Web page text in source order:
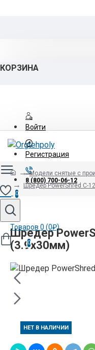
КОРЗИНА
Войти
Регистрация
8 (800) 700-06-12
0
Товаров 0 (0₽)
0
Модели снятые с
Шредер PowerShred C-
Шредер
(3.9х30мм)
НЕТ В НАЛИЧИИ